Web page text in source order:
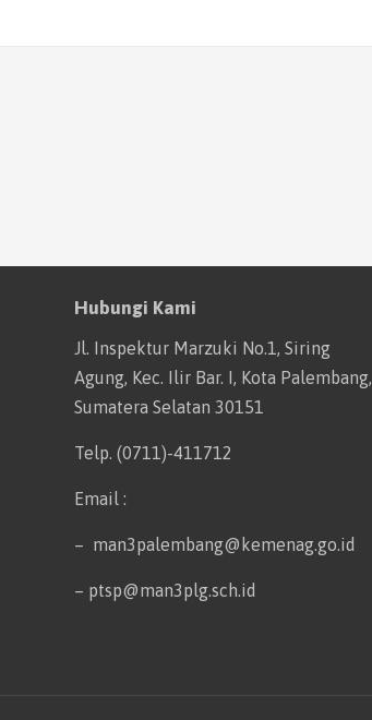
Hubungi Kami
Jl. Inspektur Marzuki No.1, Siring
Agung, Kec. Ilir Bar. I, Kota Palembang,
Sumatera Selatan 30151
Telp. (0711)-411712
Email :
– man3palembang@kemenag.go.id
– ptsp@man3plg.sch.id